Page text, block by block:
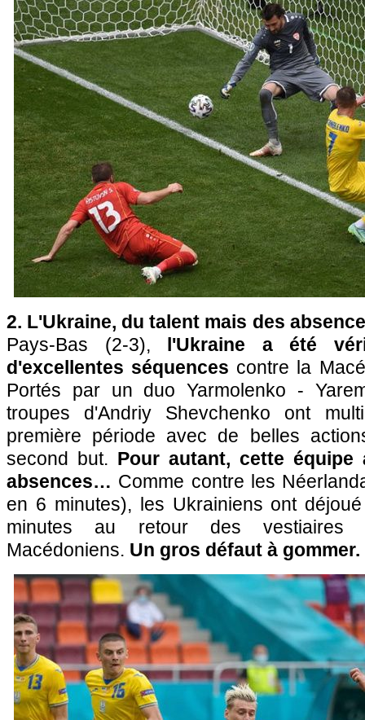
2. L'Ukraine, du talent mais des
Pays-Bas (2-3), l'Ukraine a été
d'excellentes séquences contre la
Portés par un duo Yarmolenko -
troupes d'Andriy Shevchenko ont
première période avec de belles
second but. Pour autant, cette
absences… Comme contre les
en 6 minutes), les Ukrainiens ont
minutes au retour des vestiaires
Macédoniens. Un gros défaut à gommer.